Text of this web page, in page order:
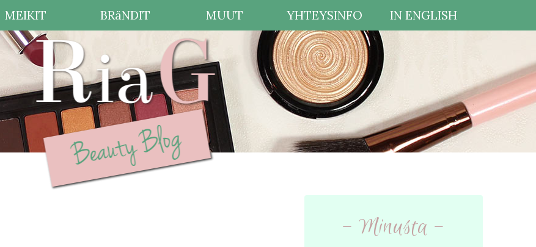
MEIKIT BRäNDIT MUUT YHTEYSINFO IN ENGLISH
- Minusta -